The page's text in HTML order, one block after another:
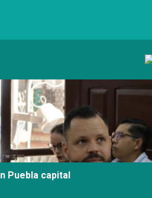
Puebla capital